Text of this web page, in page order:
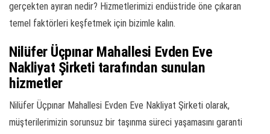
gerçekten ayıran nedir? Hizmetlerimizi endüstride öne çıkaran
temel faktörleri keşfetmek için bizimle kalın.
Nilüfer Üçpınar Mahallesi Evden Eve
Nakliyat Şirketi tarafından sunulan
hizmetler
Nilüfer Üçpınar Mahallesi Evden Eve Nakliyat Şirketi olarak,
müşterilerimizin sorunsuz bir taşınma süreci yaşamasını garanti